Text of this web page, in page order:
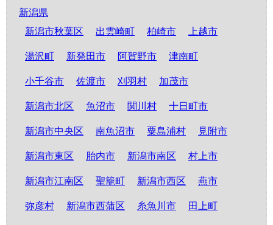
新潟県
新潟市秋葉区
出雲崎町 柏崎市 上越市
湯沢町 新発田市 阿賀野市 津南町
小千谷市 佐渡市 刈羽村 加茂市
新潟市北区 魚沼市 関川村 十日町市
新潟市中央区 南魚沼市 粟島浦村 見附市
新潟市東区 胎内市 新潟市南区 村上市
新潟市江南区 聖籠町 新潟市西区 燕市
弥彦村 新潟市西蒲区 糸魚川市 田上町